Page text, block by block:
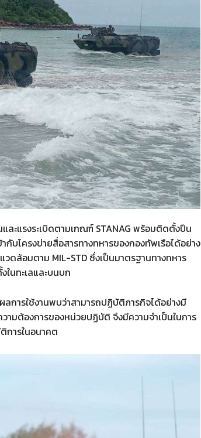
ละแรงระเบิดตามเกณฑ์ STANAG พร้อมติดตั้งปืน
บโครงข่ายสื่อสารทางทหารของกองทัพเรือได้อย่าง
ดล้อมตาม MIL-STD ซึ่งเป็นมาตรฐานทางทหาร
นทะเลและบนบก
ลการใช้งานพบว่าสามารถปฏิบัติภารกิจได้อย่างมี
มต้องการของหน่วยปฏิบัติ จึงมีความจำเป็นในการ
การในอนาคต